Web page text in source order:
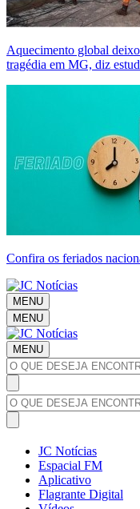
Aquecimento global
tragédia em MG, diz
Confira os feriados
MENU
MENU
MENU
JC Notícias
Espacial FM
Aplicativo
Flagrante Digital